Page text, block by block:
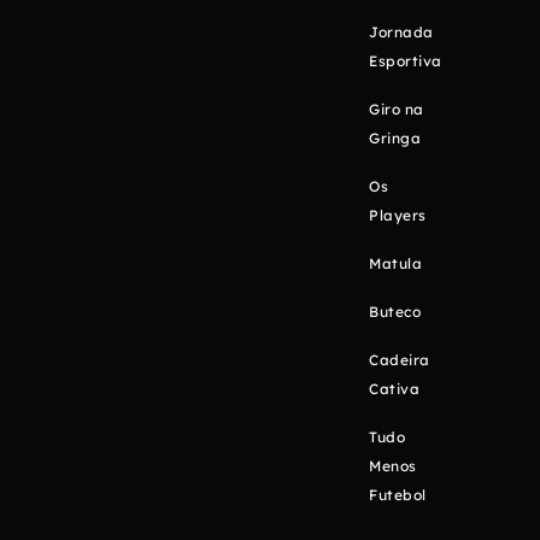
Jornada
Esportiva
Giro na
Gringa
Os
Players
Matula
Buteco
Cadeira
Cativa
Tudo
Menos
Futebol